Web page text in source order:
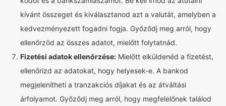
kívánt összeget és kiválasztanod azt a valutát, amelyben a
kedvezményezett fogadni fogja. Győződj meg arról, hogy
ellenőrzöd az összes adatot, mielőtt folytatnád.
Fizetési adatok ellenőrzése: Mielőtt elküldenéd a fizetést,
ellenőrizd az adatokat, hogy helyesek-e. A bankod
megjelenítheti a tranzakciós díjakat és az átváltási
árfolyamot. Győződj meg arról, hogy megfelelőnek találod